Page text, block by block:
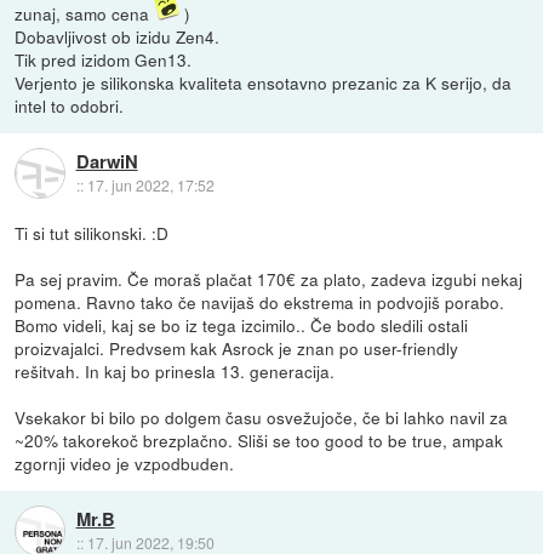
zunaj, samo cena
)
Dobavljivost ob izidu Zen4.
Tik pred izidom Gen13.
Verjento je silikonska kvaliteta ensotavno prezanic za K serijo, da
intel to odobri.
DarwiN
:: 17. jun 2022, 17:52
Ti si tut silikonski. :D
Pa sej pravim. Če moraš plačat 170€ za plato, zadeva izgubi nekaj
pomena. Ravno tako če navijaš do ekstrema in podvojiš porabo.
Bomo videli, kaj se bo iz tega izcimilo.. Če bodo sledili ostali
proizvajalci. Predvsem kak Asrock je znan po user-friendly
rešitvah. In kaj bo prinesla 13. generacija.
Vsekakor bi bilo po dolgem času osvežujoče, če bi lahko navil za
~20% takorekoč brezplačno. Sliši se too good to be true, ampak
zgornji video je vzpodbuden.
Mr.B
:: 17. jun 2022, 19:50